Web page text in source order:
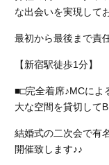
な出会いを実現して
最初から最後まで責
【新宿駅徒歩1分】
■□完全着席♪MCに
大な空間を貸切して
結婚式の二次会で有
開催致します♪♪